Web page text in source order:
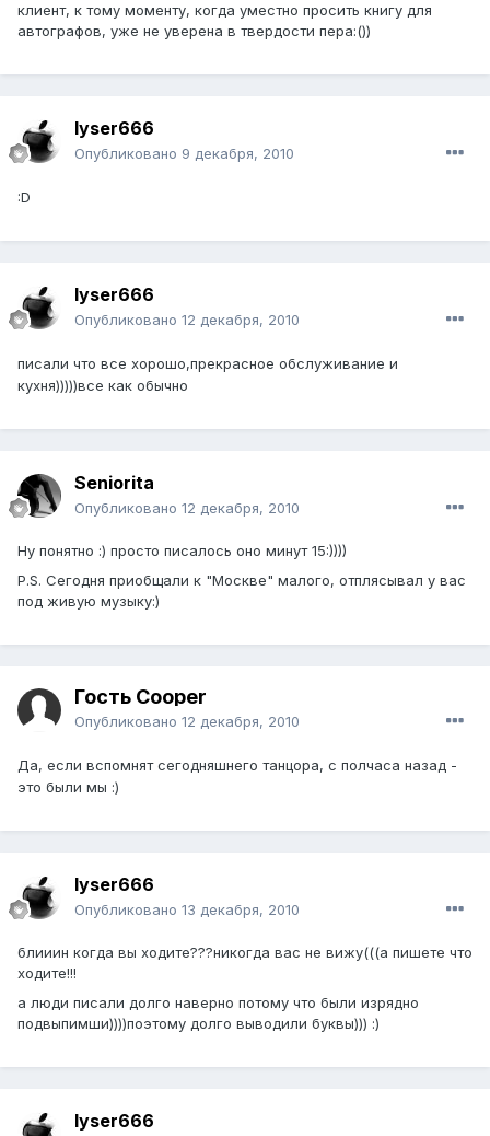
клиент, к тому моменту, когда уместно просить книгу для
автографов, уже не уверена в твердости пера:())
lyser666
Опубликовано 9 декабря, 2010
:D
lyser666
Опубликовано 12 декабря, 2010
писали что все хорошо,прекрасное обслуживание и
кухня)))))все как обычно
Seniorita
Опубликовано 12 декабря, 2010
Ну понятно :) просто писалось оно минут 15:))))
P.S. Сегодня приобщали к "Москве" малого, отплясывал у вас
под живую музыку:)
Гость Cooper
Опубликовано 12 декабря, 2010
Да, если вспомнят сегодняшнего танцора, с полчаса назад -
это были мы :)
lyser666
Опубликовано 13 декабря, 2010
блииин когда вы ходите???никогда вас не вижу(((а пишете что
ходите!!!
а люди писали долго наверно потому что были изрядно
подвыпимши))))поэтому долго выводили буквы))) :)
lyser666